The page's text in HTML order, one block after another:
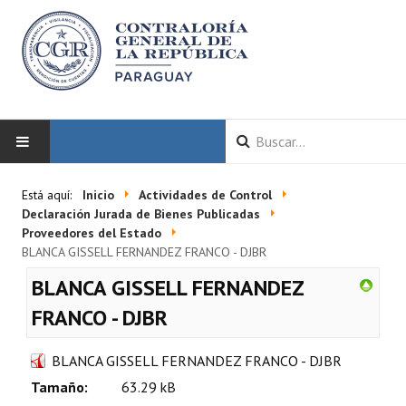
LA CGR
Misión y Visión
Organigrama
Está aquí: Inicio
Actividades de Control
Declaración Jurada de Bienes Publicadas
Proveedores del Estado
BLANCA GISSELL FERNANDEZ FRANCO - DJBR
BLANCA GISSELL FERNANDEZ
FRANCO - DJBR
BLANCA GISSELL FERNANDEZ FRANCO - DJBR
Tamaño:
63.29 kB